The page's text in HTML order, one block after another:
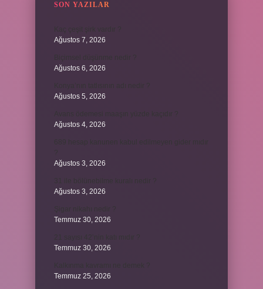
SON YAZILAR
Ağustos 7, 2026
Ağustos 6, 2026
Ağustos 5, 2026
Ağustos 4, 2026
Ağustos 3, 2026
Ağustos 3, 2026
Temmuz 30, 2026
Temmuz 30, 2026
Temmuz 25, 2026